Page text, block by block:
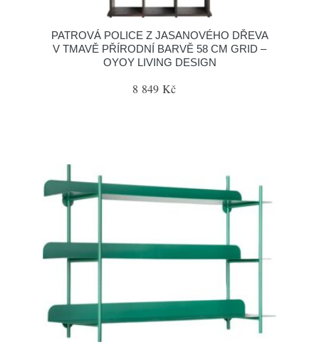
PATROVÁ POLICE Z JASANOVÉHO DŘEVA
V TMAVĚ PŘÍRODNÍ BARVĚ 58 CM GRID –
OYOY LIVING DESIGN
8 849 Kč